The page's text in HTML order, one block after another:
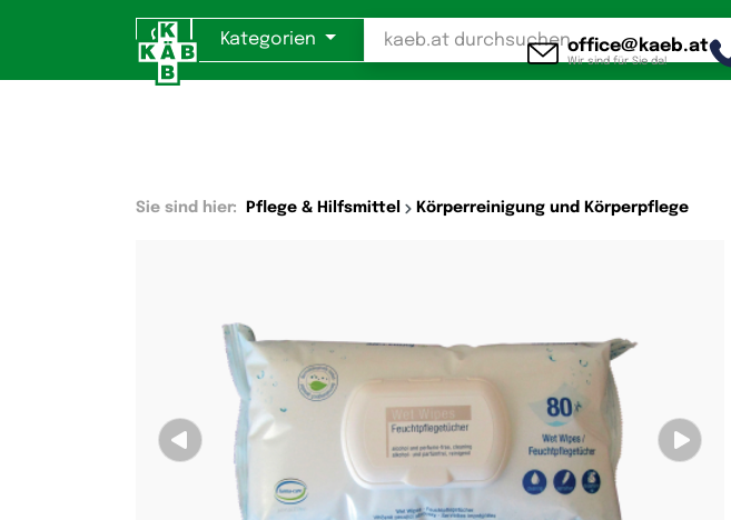
office@kaeb.at
Wir sind für Sie da!
Kategorien
Sie sind hier: Pflege & Hilfsmittel Körperreinigung und Körperpflege